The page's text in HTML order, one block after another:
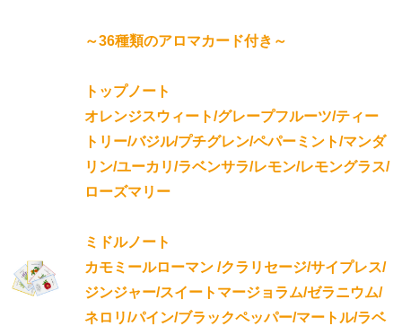
～36種類のアロマカード付き～
トップノート
オレンジスウィート/グレープフルーツ/ティー
トリー/バジル/プチグレン/ペパーミント/マンダ
リン/ユーカリ/ラベンサラ/レモン/レモングラス/
ローズマリー
ミドルノート
カモミールローマン /クラリセージ/サイプレス/
ジンジャー/スイートマージョラム/ゼラニウム/
ネロリ/パイン/ブラックペッパー/マートル/ラベ